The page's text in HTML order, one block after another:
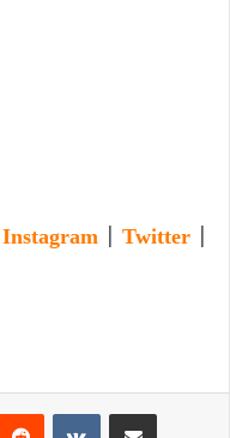
Instagram Twitter